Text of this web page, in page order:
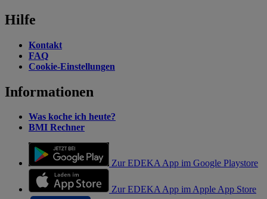
Hilfe
Kontakt
FAQ
Cookie-Einstellungen
Informationen
Was koche ich heute?
BMI Rechner
Zur EDEKA App im Google Playstore
Zur EDEKA App im Apple App Store